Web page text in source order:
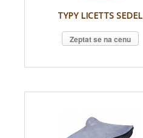
TYPY LICETTS SEDEL
Zeptat se na cenu